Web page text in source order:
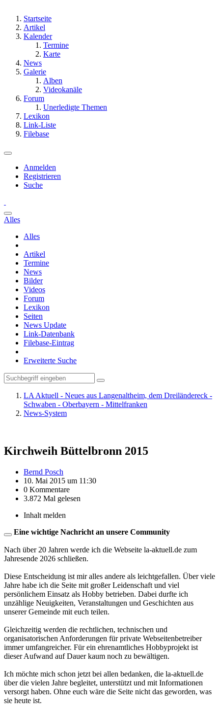
Startseite
Artikel
Kalender
Termine
Karte
News
Galerie
Alben
Videokanäle
Forum
Unerledigte Themen
Lexikon
Link-Liste
Filebase
Anmelden
Registrieren
Suche
Alles
Alles
Artikel
Termine
News
Bilder
Videos
Forum
Lexikon
Seiten
News Update
Link-Datenbank
Filebase-Eintrag
Erweiterte Suche
LA Aktuell - Neues aus Langenaltheim, dem Dreiländereck -
Schwaben - Oberbayern - Mittelfranken
News-System
Kirchweih Büttelbronn 2015
Bernd Posch
10. Mai 2015 um 11:30
0 Kommentare
3.872 Mal gelesen
Inhalt melden
Eine wichtige Nachricht an unsere Community
Nach über 20 Jahren werde ich die Webseite la-aktuell.de zum
Jahresende 2026 schließen.
Diese Entscheidung ist mir alles andere als leichtgefallen. Über viele
Jahre habe ich die Seite mit großer Leidenschaft und viel
persönlichem Einsatz als Hobby betrieben. Dabei durfte ich
unzählige Neuigkeiten, Veranstaltungen und Geschichten aus
unserer Gemeinde mit euch teilen.
Gleichzeitig werden die rechtlichen, technischen und
organisatorischen Anforderungen für private Webseitenbetreiber
immer umfangreicher. Für ein ehrenamtliches Hobbyprojekt ist
dieser Aufwand auf Dauer kaum noch zu bewältigen.
Ich möchte mich schon jetzt bei allen bedanken, die la-aktuell.de
über die vielen Jahre begleitet, unterstützt und mit Informationen
versorgt haben. Ohne euch wäre die Seite nicht das geworden, was
sie heute ist.